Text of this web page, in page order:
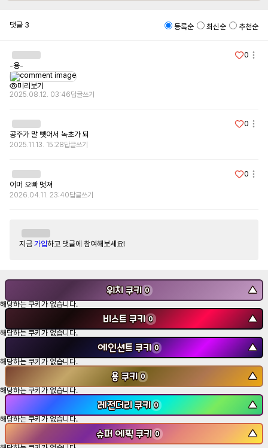
댓글 3 등록순 최신순 추천순
0
-용-
미리보기
2025.08.12. 03:46답글쓰기
0
공주가 말 뺏어서 녹초가 되
2025.11.13. 15:28답글쓰기
0
어머 오빠 멋져
2026.04.11. 23:40답글쓰기
지금 가입하고 댓글에 참여해보세요!
위치 쿠키 0 ▼
해당하는 쿠키가 없습니다.
비스트 쿠키 0 ▼
해당하는 쿠키가 없습니다.
에인션트 쿠키 0 ▼
해당하는 쿠키가 없습니다.
용 쿠키 0 ▼
해당하는 쿠키가 없습니다.
레전더리 쿠키 0 ▼
해당하는 쿠키가 없습니다.
슈퍼 에픽 쿠키 0 ▼